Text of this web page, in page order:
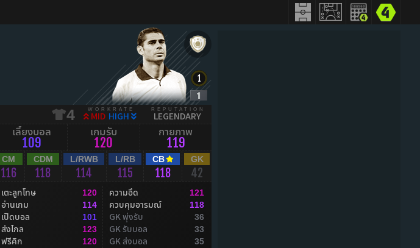
4 WORKRATE
MID HIGH
REPUTATION
LEGENDARY
เลี้ยงบอล
109
เกมรับ
120
กายภาพ
119
CM
116
CDM
118
L/RWB
114
L/RB
115
CB
118
GK
42
เตะลูกโทษ 120
อ่านเกม 114
เปิดบอล 101
ส่งไกล 123
ฟรีคิก 120
ความอึด 121
ควบคุมอารมณ์ 118
GK พุ่งรับ 36
GK รับบอล 33
GK ส่งบอล 35